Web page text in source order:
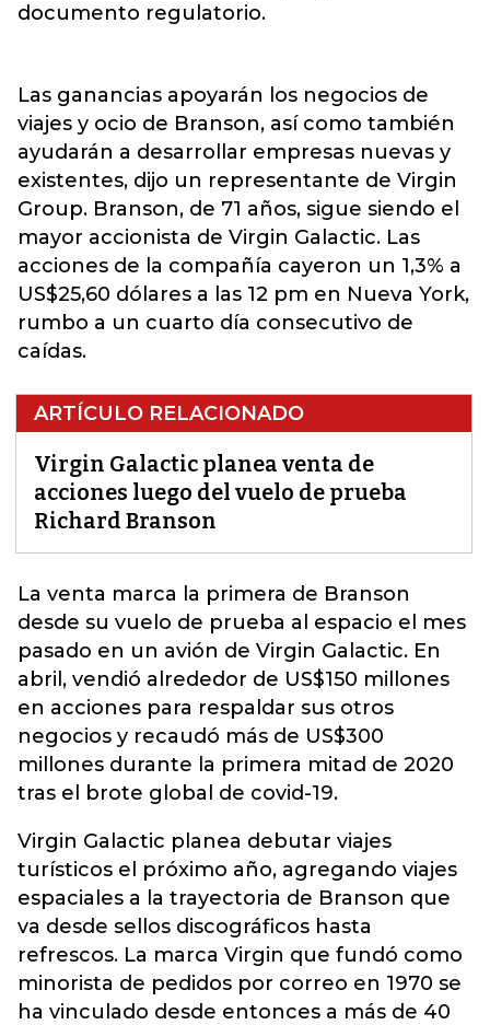
documento regulatorio.
Las ganancias apoyarán los negocios de
viajes y ocio de Branson, así como también
ayudarán a desarrollar empresas nuevas y
existentes, dijo un representante de Virgin
Group. Branson, de 71 años, sigue siendo el
mayor accionista de Virgin Galactic. Las
acciones de la compañía cayeron un 1,3% a
US$25,60 dólares a las 12 pm en Nueva York,
rumbo a un cuarto día consecutivo de
caídas.
ARTÍCULO RELACIONADO
Virgin Galactic planea venta de
acciones luego del vuelo de prueba
Richard Branson
La venta marca la primera de Branson
desde su vuelo de prueba al espacio el mes
pasado en un avión de Virgin Galactic. En
abril, vendió alrededor de US$150 millones
en acciones para respaldar sus otros
negocios y recaudó más de US$300
millones durante la primera mitad de 2020
tras el brote global de covid-19.
Virgin Galactic planea debutar viajes
turísticos el próximo año, agregando viajes
espaciales a la trayectoria de Branson que
va desde sellos discográficos hasta
refrescos. La marca Virgin que fundó como
minorista de pedidos por correo en 1970 se
ha vinculado desde entonces a más de 40